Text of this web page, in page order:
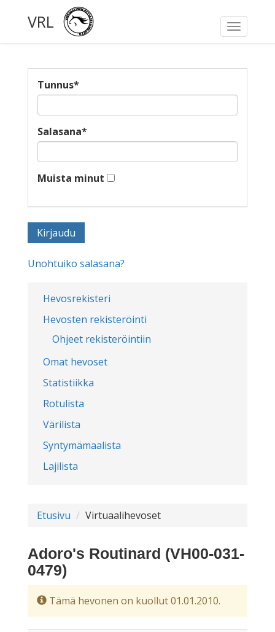
Toggle
VRL
Hevosrekisteri
Hevosten rekisteröinti
Ohjeet rekisteröintiin
Omat hevoset
Statistiikka
Rotulista
Värilista
Syntymämaalista
Lajilista
Tunnus*
Salasana*
Muista minut
Unohtuiko salasana?
Etusivu Virtuaalihevoset
Adoro's Routinard (VH00-031-
0479)
Tämä hevonen on kuollut 01.01.2010.